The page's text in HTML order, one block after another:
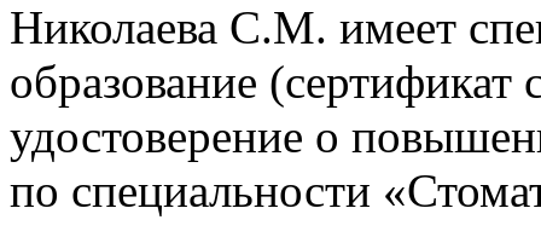
Николаева С.М. имеет
образование (сертификат
удостоверение о
по специальности